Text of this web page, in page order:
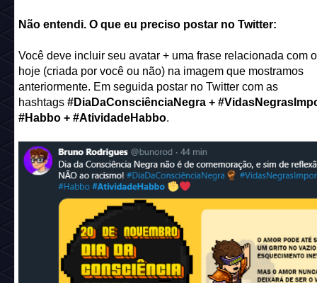
Não entendi. O que eu preciso postar no Twitter:
Você deve incluir seu avatar + uma frase relacionada com
hoje (criada por você ou não) na imagem que mostramos
anteriormente. Em seguida postar no Twitter com as
hashtags #DiaDaConsciênciaNegra +
#Habbo + #AtividadeHabbo.